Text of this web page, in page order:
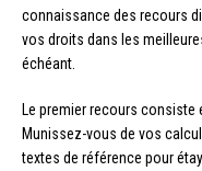
connaissance des recours
vos droits dans les
échéant.
Le premier recours consiste
Munissez-vous de vos
textes de référence pour